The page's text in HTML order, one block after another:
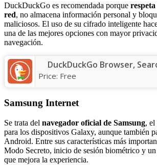
DuckDuckGo es recomendada porque
red, no almacena información personal y
maliciosos. El uso de su cifrado inteligente
una de las mejores opciones con mayor
navegación.
DuckDuckGo Browser,
Price: Free
Samsung Internet
Se trata del navegador oficial de Samsung, el
para los dispositivos Galaxy, aunque también
Android. Entre sus características más
Modo Secreto, inicio de sesión biométrico y un
que mejora la experiencia.